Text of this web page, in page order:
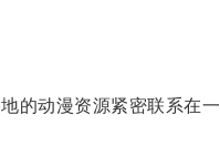
动漫资源紧密联系在一